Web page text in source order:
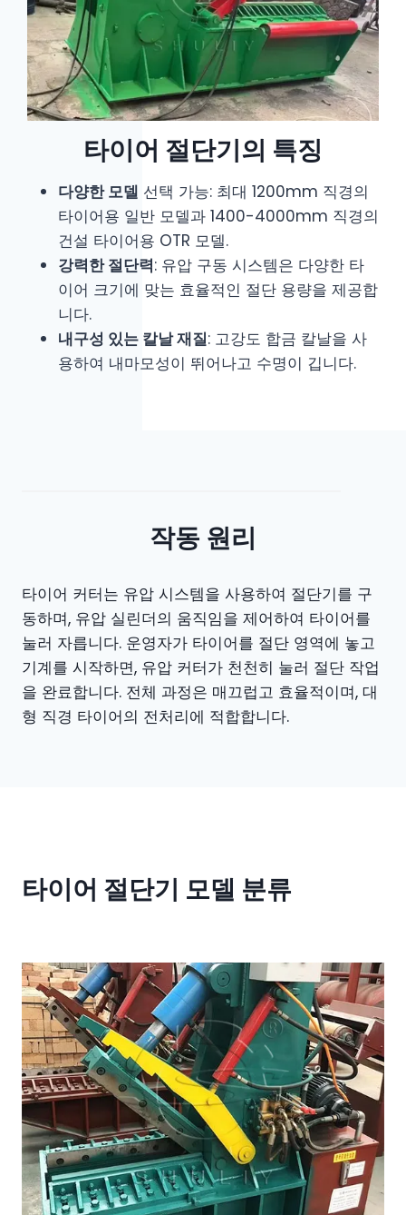
타이어 절단기의 특징
다양한 모델 선택 가능: 최대 1200mm 직경의
타이어용 일반 모델과 1400-4000mm 직경의
건설 타이어용 OTR 모델.
강력한 절단력: 유압 구동 시스템은 다양한 타
이어 크기에 맞는 효율적인 절단 용량을 제공합
니다.
내구성 있는 칼날 재질: 고강도 합금 칼날을 사
용하여 내마모성이 뛰어나고 수명이 깁니다.
작동 원리
타이어 커터는 유압 시스템을 사용하여 절단기를 구
동하며, 유압 실린더의 움직임을 제어하여 타이어를
눌러 자릅니다. 운영자가 타이어를 절단 영역에 놓고
기계를 시작하면, 유압 커터가 천천히 눌러 절단 작업
을 완료합니다. 전체 과정은 매끄럽고 효율적이며, 대
형 직경 타이어의 전처리에 적합합니다.
타이어 절단기 모델 분류